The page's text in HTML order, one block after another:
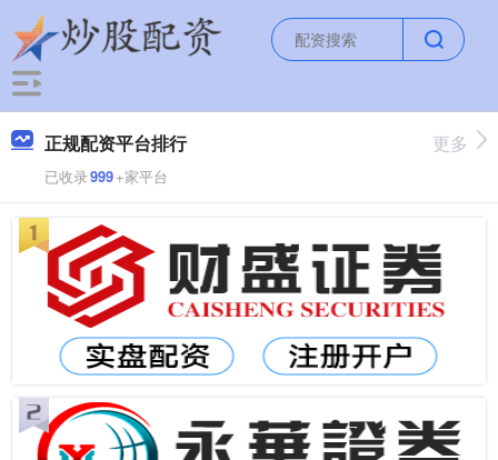
正规配资平台排行
已收录999+家平台
更多